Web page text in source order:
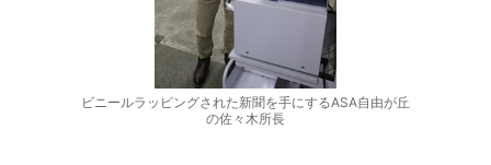
ビニールラッピングされた新聞を手にするASA自由が丘
の佐々木所長